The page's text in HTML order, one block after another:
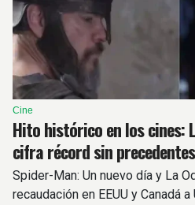
Cine
Hito histórico en los cines:
cifra récord sin precedentes
Spider-Man: Un nuevo día y La
recaudación en EEUU y Canadá